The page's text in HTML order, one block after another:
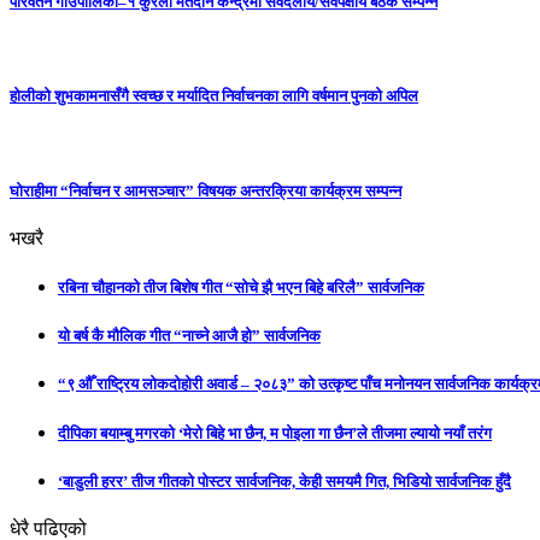
होलीको शुभकामनासँगै स्वच्छ र मर्यादित निर्वाचनका लागि वर्षमान पुनको अपिल
घाेराहीमा “निर्वाचन र आमसञ्चार” विषयक अन्तरक्रिया कार्यक्रम सम्पन्न
भखरै
रबिना चौहानको तीज बिशेष गीत “सोचे झै भएन बिहे बरिलै” सार्वजनिक
यो बर्ष कै मौलिक गीत “नाच्ने आजै हो” सार्वजनिक
“९ औँ राष्ट्रिय लोकदोहोरी अवार्ड – २०८३” को उत्कृष्ट पाँच मनोनयन सार्वजनिक
दीपिका बयाम्बु मगरको ‘मेरो बिहे भा छैन, म पोइला गा छैन’ले तीजमा ल्यायो नयाँ तरंग
‘बाडुली हरर’ तीज गीतको पोस्टर सार्वजनिक, केही समयमै गित, भिडियो सार्वजनिक हुँदै
धेरै पढिएको